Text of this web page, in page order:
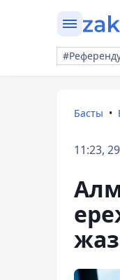
Басты
11:23,